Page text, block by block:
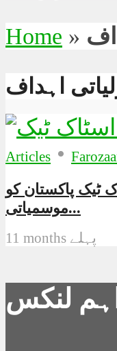
Home »
اہداف
Articles •
ٹیک پاکستان کو
موسمیاتی...
11 months پہلے
اہم لنکس